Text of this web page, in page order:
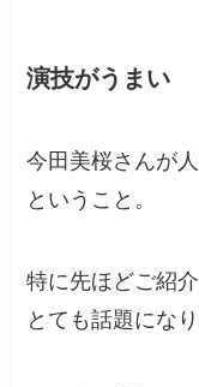
演技がうまい
今田美桜さんが
ということ。
特に先ほどご紹
とても話題になり